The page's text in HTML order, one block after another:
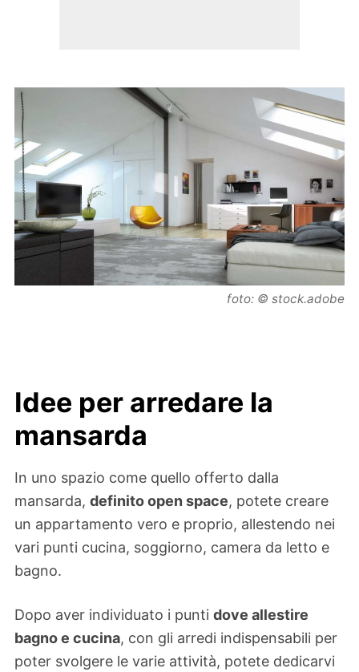
foto: © stock.adobe
Idee per arredare la
mansarda
In uno spazio come quello offerto dalla
mansarda, definito open space, potete creare
un appartamento vero e proprio, allestendo nei
vari punti cucina, soggiorno, camera da letto e
bagno.
Dopo aver individuato i punti dove allestire
bagno e cucina, con gli arredi indispensabili per
poter svolgere le varie attività, potete dedicarvi